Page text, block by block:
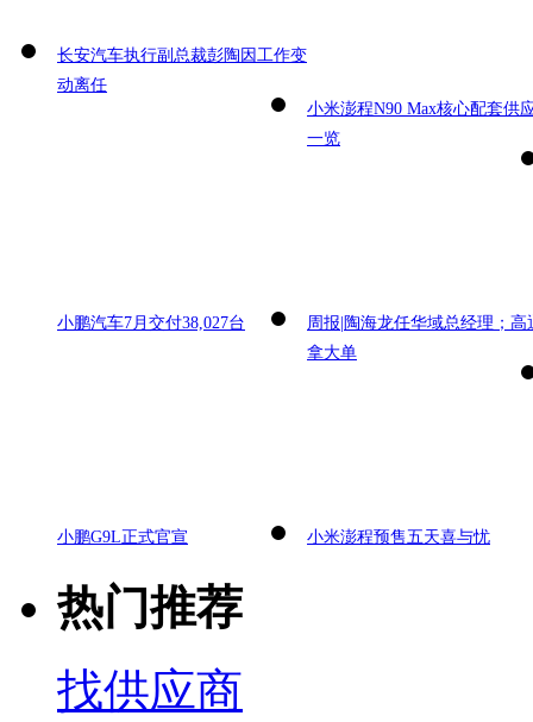
长安汽车执行副总裁彭陶因工作变
动离任
小米澎程N90 Max核心配套供
一览
小鹏汽车7月交付38,027台
周报|陶海龙任华域总经理；高
拿大单
小鹏G9L正式官宣 小米澎程预售五天喜与忧
热门推荐
找供应商